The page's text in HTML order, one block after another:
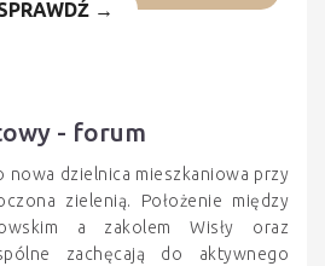
→
- forum
dzielnica mieszkaniowa przy
zielenią. Położenie między
a zakolem Wisły oraz
zachęcają do aktywnego